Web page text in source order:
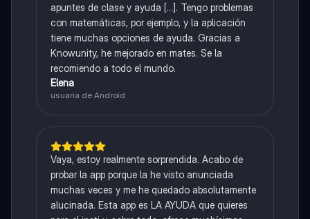
apuntes de clase y ayuda [...]. Tengo problemas
con matemáticas, por ejemplo, y la aplicación
tiene muchas opciones de ayuda. Gracias a
Knowunity, he mejorado en mates. Se la
recomiendo a todo el mundo.
Elena
usuaria de Android
Vaya, estoy realmente sorprendida. Acabo de
probar la app porque la he visto anunciada
muchas veces y me he quedado absolutamente
alucinada. Esta app es LA AYUDA que quieres